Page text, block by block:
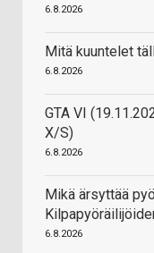
6.8.2026
Mitä kuuntelet
6.8.2026
GTA VI
X/S)
6.8.2026
Mikä ärsyttää
6.8.2026